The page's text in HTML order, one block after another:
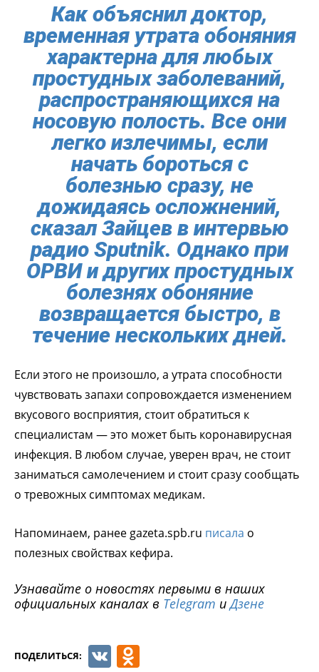
Как объяснил доктор,
временная утрата обоняния
характерна для любых
простудных заболеваний,
распространяющихся на
носовую полость. Все они
легко излечимы, если
начать бороться с
болезнью сразу, не
дожидаясь осложнений,
сказал Зайцев в интервью
радио Sputnik. Однако при
ОРВИ и других простудных
болезнях обоняние
возвращается быстро, в
течение нескольких дней.
Если этого не произошло, а утрата способности
чувствовать запахи сопровождается изменением
вкусового восприятия, стоит обратиться к
специалистам — это может быть коронавирусная
инфекция. В любом случае, уверен врач, не стоит
заниматься самолечением и стоит сразу сообщать
о тревожных симптомах медикам.
Напоминаем, ранее gazeta.spb.ru писала о
полезных свойствах кефира.
Узнавайте о новостях первыми в наших
официальных каналах в Telegram иДзене
ПОДЕЛИТЬСЯ: VK